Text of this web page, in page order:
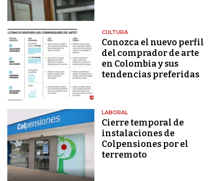
CULTURA
Conozca el nuevo perfil
del comprador de arte
en Colombia y sus
tendencias preferidas
LABORAL
Cierre temporal de
instalaciones de
Colpensiones por el
terremoto